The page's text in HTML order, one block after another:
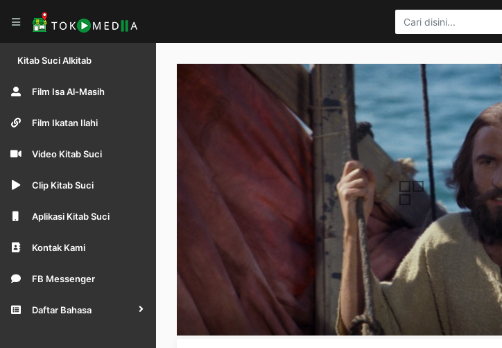
Kitab Suci Alkitab
Film Isa Al-Masih
Film Ikatan Ilahi
Video Kitab Suci
Clip Kitab Suci
Aplikasi Kitab Suci
Kontak Kami
FB Messenger
Daftar Bahasa